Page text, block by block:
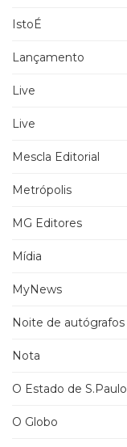
IstoÉ
Lançamento
Live
Live
Mescla Editorial
Metrópolis
MG Editores
Mídia
MyNews
Noite de autógrafos
Nota
O Estado de S.Paulo
O Globo